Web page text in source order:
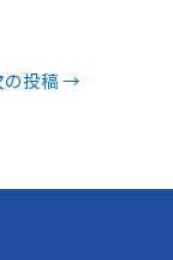
の投稿→